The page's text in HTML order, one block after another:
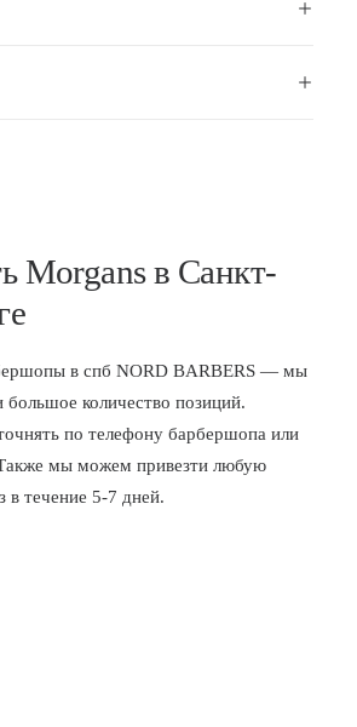
Morgans в Санкт-
в спб NORD BARBERS — мы
количество позиций.
по телефону барбершопа или
мы можем привезти любую
в течение 5-7 дней.